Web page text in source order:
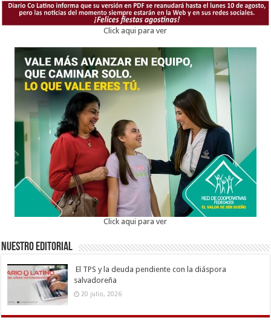
Click aqui para ver
Click aqui para ver
Nuestro Editorial
El TPS y la deuda pendiente con la diáspora
salvadoreña
20 julio, 2026